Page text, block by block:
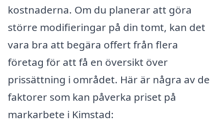
kostnaderna. Om du planerar att göra
större modifieringar på din tomt, kan det
vara bra att begära offert från flera
företag för att få en översikt över
prissättning i området. Här är några av de
faktorer som kan påverka priset på
markarbete i Kimstad: